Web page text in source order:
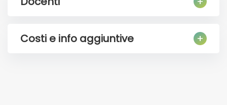
Costi e info aggiuntive